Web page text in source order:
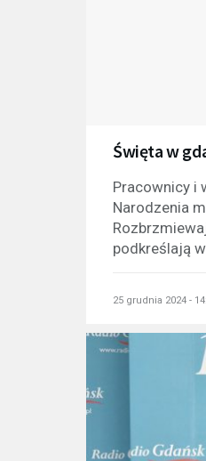
Święta w
Pracownicy i
Narodzenia
podkreślają
25 grudnia 2024 -